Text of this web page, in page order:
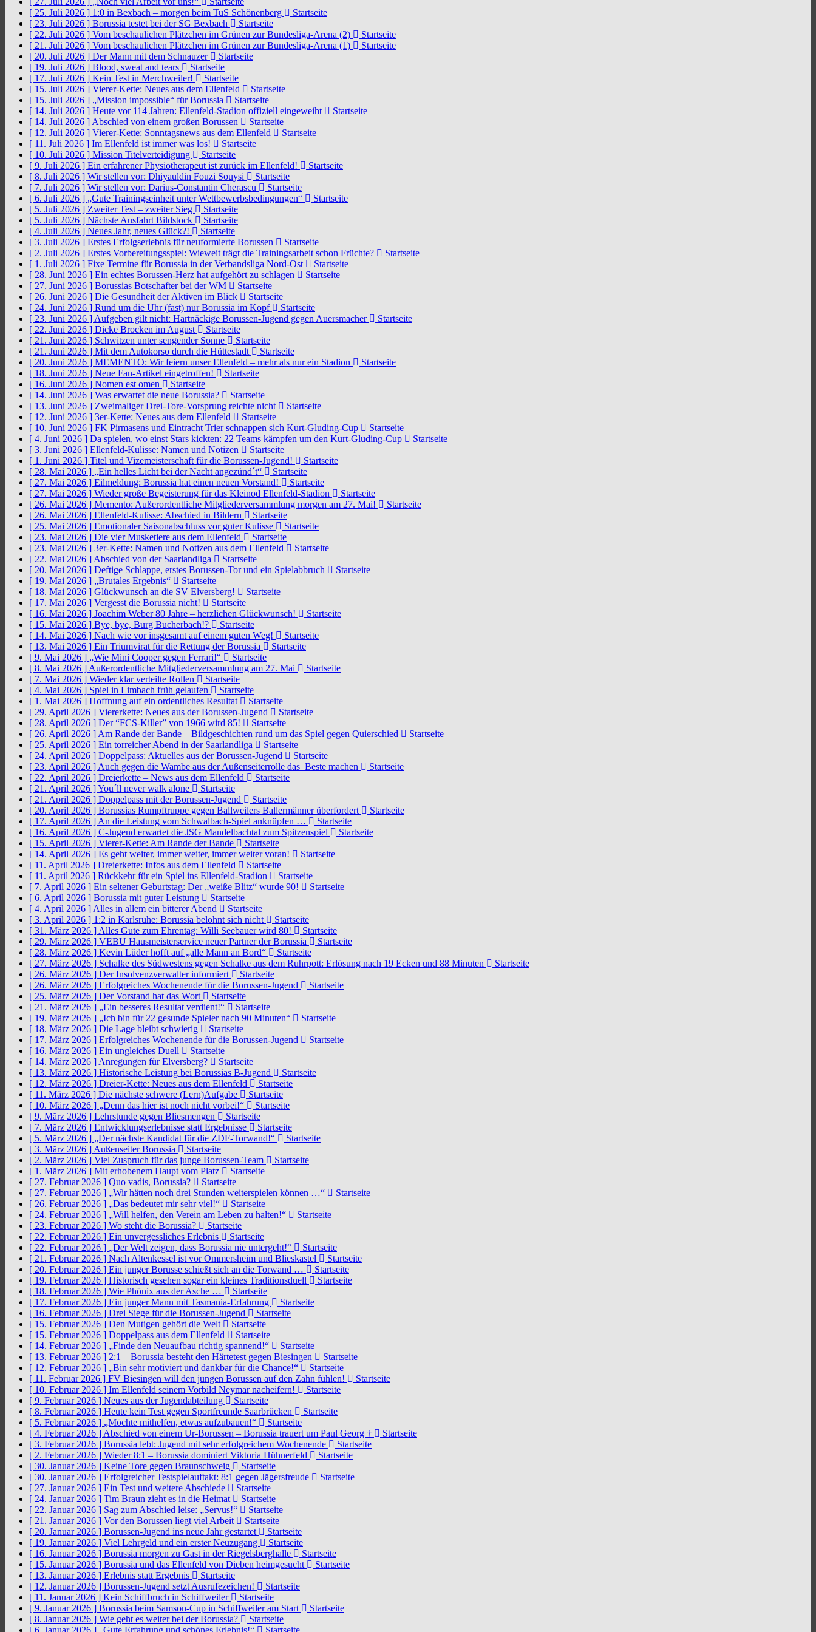
[ 25. Juli 2026 ] 1:0 in Bexbach – morgen beim TuS Schönenberg
Startseite
[ 23. Juli 2026 ] Borussia testet bei der SG Bexbach
Startseite
[ 22. Juli 2026 ] Vom beschaulichen Plätzchen im Grünen zur Bundesliga-Arena (2)
Startseite
[ 21. Juli 2026 ] Vom beschaulichen Plätzchen im Grünen zur Bundesliga-Arena (1)
Startseite
[ 20. Juli 2026 ] Der Mann mit dem Schnauzer
Startseite
[ 19. Juli 2026 ] Blood, sweat and tears
Startseite
[ 17. Juli 2026 ] Kein Test in Merchweiler!
Startseite
[ 15. Juli 2026 ] Vierer-Kette: Neues aus dem Ellenfeld
Startseite
[ 15. Juli 2026 ] „Mission impossible“ für Borussia
Startseite
[ 14. Juli 2026 ] Heute vor 114 Jahren: Ellenfeld-Stadion offiziell eingeweiht
Startseite
[ 14. Juli 2026 ] Abschied von einem großen Borussen
Startseite
[ 12. Juli 2026 ] Vierer-Kette: Sonntagsnews aus dem Ellenfeld
Startseite
[ 11. Juli 2026 ] Im Ellenfeld ist immer was los!
Startseite
[ 10. Juli 2026 ] Mission Titelverteidigung
Startseite
[ 9. Juli 2026 ] Ein erfahrener Physiotherapeut ist zurück im Ellenfeld!
Startseite
[ 8. Juli 2026 ] Wir stellen vor: Dhiyauldin Fouzi Souysi
Startseite
[ 7. Juli 2026 ] Wir stellen vor: Darius-Constantin Cherascu
Startseite
[ 6. Juli 2026 ] „Gute Trainingseinheit unter Wettbewerbsbedingungen“
Startseite
[ 5. Juli 2026 ] Zweiter Test – zweiter Sieg
Startseite
[ 5. Juli 2026 ] Nächste Ausfahrt Bildstock
Startseite
[ 4. Juli 2026 ] Neues Jahr, neues Glück?!
Startseite
[ 3. Juli 2026 ] Erstes Erfolgserlebnis für neuformierte Borussen
Startseite
[ 2. Juli 2026 ] Erstes Vorbereitungsspiel: Wieweit trägt die Trainingsarbeit schon Früchte?
Startseite
[ 1. Juli 2026 ] Fixe Termine für Borussia in der Verbandsliga Nord-Ost
Startseite
[ 28. Juni 2026 ] Ein echtes Borussen-Herz hat aufgehört zu schlagen
Startseite
[ 27. Juni 2026 ] Borussias Botschafter bei der WM
Startseite
[ 26. Juni 2026 ] Die Gesundheit der Aktiven im Blick
Startseite
[ 24. Juni 2026 ] Rund um die Uhr (fast) nur Borussia im Kopf
Startseite
[ 23. Juni 2026 ] Aufgeben gilt nicht: Hartnäckige Borussen-Jugend gegen Auersmacher
Startseite
[ 22. Juni 2026 ] Dicke Brocken im August
Startseite
[ 21. Juni 2026 ] Schwitzen unter sengender Sonne
Startseite
[ 21. Juni 2026 ] Mit dem Autokorso durch die Hüttestadt
Startseite
[ 20. Juni 2026 ] MEMENTO: Wir feiern unser Ellenfeld – mehr als nur ein Stadion
Startseite
[ 18. Juni 2026 ] Neue Fan-Artikel eingetroffen!
Startseite
[ 16. Juni 2026 ] Nomen est omen
Startseite
[ 14. Juni 2026 ] Was erwartet die neue Borussia?
Startseite
[ 13. Juni 2026 ] Zweimaliger Drei-Tore-Vorsprung reichte nicht
Startseite
[ 12. Juni 2026 ] 3er-Kette: Neues aus dem Ellenfeld
Startseite
[ 10. Juni 2026 ] FK Pirmasens und Eintracht Trier schnappen sich Kurt-Gluding-Cup
Startseite
[ 4. Juni 2026 ] Da spielen, wo einst Stars kickten: 22 Teams kämpfen um den Kurt-Gluding-Cup
Startseite
[ 3. Juni 2026 ] Ellenfeld-Kulisse: Namen und Notizen
Startseite
[ 1. Juni 2026 ] Titel und Vizemeisterschaft für die Borussen-Jugend!
Startseite
[ 28. Mai 2026 ] „Ein helles Licht bei der Nacht angezünd´t“
Startseite
[ 27. Mai 2026 ] Eilmeldung: Borussia hat einen neuen Vorstand!
Startseite
[ 27. Mai 2026 ] Wieder große Begeisterung für das Kleinod Ellenfeld-Stadion
Startseite
[ 26. Mai 2026 ] Memento: Außerordentliche Mitgliederversammlung morgen am 27. Mai!
Startseite
[ 26. Mai 2026 ] Ellenfeld-Kulisse: Abschied in Bildern
Startseite
[ 25. Mai 2026 ] Emotionaler Saisonabschluss vor guter Kulisse
Startseite
[ 23. Mai 2026 ] Die vier Musketiere aus dem Ellenfeld
Startseite
[ 23. Mai 2026 ] 3er-Kette: Namen und Notizen aus dem Ellenfeld
Startseite
[ 22. Mai 2026 ] Abschied von der Saarlandliga
Startseite
[ 20. Mai 2026 ] Deftige Schlappe, erstes Borussen-Tor und ein Spielabbruch
Startseite
[ 19. Mai 2026 ] „Brutales Ergebnis“
Startseite
[ 18. Mai 2026 ] Glückwunsch an die SV Elversberg!
Startseite
[ 17. Mai 2026 ] Vergesst die Borussia nicht!
Startseite
[ 16. Mai 2026 ] Joachim Weber 80 Jahre – herzlichen Glückwunsch!
Startseite
[ 15. Mai 2026 ] Bye, bye, Burg Bucherbach!?
Startseite
[ 14. Mai 2026 ] Nach wie vor insgesamt auf einem guten Weg!
Startseite
[ 13. Mai 2026 ] Ein Triumvirat für die Rettung der Borussia
Startseite
[ 9. Mai 2026 ] „Wie Mini Cooper gegen Ferrari!“
Startseite
[ 8. Mai 2026 ] Außerordentliche Mitgliederversammlung am 27. Mai
Startseite
[ 7. Mai 2026 ] Wieder klar verteilte Rollen
Startseite
[ 4. Mai 2026 ] Spiel in Limbach früh gelaufen
Startseite
[ 1. Mai 2026 ] Hoffnung auf ein ordentliches Resultat
Startseite
[ 29. April 2026 ] Viererkette: Neues aus der Borussen-Jugend
Startseite
[ 28. April 2026 ] Der “FCS-Killer” von 1966 wird 85!
Startseite
[ 26. April 2026 ] Am Rande der Bande – Bildgeschichten rund um das Spiel gegen Quierschied
Startseite
[ 25. April 2026 ] Ein torreicher Abend in der Saarlandliga
Startseite
[ 24. April 2026 ] Doppelpass: Aktuelles aus der Borussen-Jugend
Startseite
[ 23. April 2026 ] Auch gegen die Wambe aus der Außenseiterrolle das Beste machen
Startseite
[ 22. April 2026 ] Dreierkette – News aus dem Ellenfeld
Startseite
[ 21. April 2026 ]You´ll never walk alone
Startseite
[ 21. April 2026 ] Doppelpass mit der Borussen-Jugend
Startseite
[ 20. April 2026 ] Borussias Rumpftruppe gegen Ballweilers Ballermänner überfordert
Startseite
[ 17. April 2026 ] An die Leistung vom Schwalbach-Spiel anknüpfen …
Startseite
[ 16. April 2026 ] C-Jugend erwartet die JSG Mandelbachtal zum Spitzenspiel
Startseite
[ 15. April 2026 ] Vierer-Kette: Am Rande der Bande
Startseite
[ 14. April 2026 ] Es geht weiter, immer weiter, immer weiter voran!
Startseite
[ 11. April 2026 ] Dreierkette: Infos aus dem Ellenfeld
Startseite
[ 11. April 2026 ] Rückkehr für ein Spiel ins Ellenfeld-Stadion
Startseite
[ 7. April 2026 ] Ein seltener Geburtstag: Der „weiße Blitz“ wurde 90!
Startseite
[ 6. April 2026 ] Borussia mit guter Leistung
Startseite
[ 4. April 2026 ] Alles in allem ein bitterer Abend
Startseite
[ 3. April 2026 ] 1:2 in Karlsruhe: Borussia belohnt sich nicht
Startseite
[ 31. März 2026 ] Alles Gute zum Ehrentag: Willi Seebauer wird 80!
Startseite
[ 29. März 2026 ] VEBU Hausmeisterservice neuer Partner der Borussia
Startseite
[ 28. März 2026 ] Kevin Lüder hofft auf „alle Mann an Bord“
Startseite
[ 27. März 2026 ] Schalke des Südwestens gegen Schalke aus dem Ruhrpott: Erlösung nach 19 Ecken und 88 Minuten
Startseite
[ 26. März 2026 ] Der Insolvenzverwalter informiert
Startseite
[ 26. März 2026 ] Erfolgreiches Wochenende für die Borussen-Jugend
Startseite
[ 25. März 2026 ] Der Vorstand hat das Wort
Startseite
[ 21. März 2026 ] „Ein besseres Resultat verdient!“
Startseite
[ 19. März 2026 ] „Ich bin für 22 gesunde Spieler nach 90 Minuten“
Startseite
[ 18. März 2026 ] Die Lage bleibt schwierig
Startseite
[ 17. März 2026 ] Erfolgreiches Wochenende für die Borussen-Jugend
Startseite
[ 16. März 2026 ] Ein ungleiches Duell
Startseite
[ 14. März 2026 ] Anregungen für Elversberg?
Startseite
[ 13. März 2026 ] Historische Leistung bei Borussias B-Jugend
Startseite
[ 12. März 2026 ] Dreier-Kette: Neues aus dem Ellenfeld
Startseite
[ 11. März 2026 ] Die nächste schwere (Lern)Aufgabe
Startseite
[ 10. März 2026 ] „Denn das hier ist noch nicht vorbei!“
Startseite
[ 9. März 2026 ] Lehrstunde gegen Bliesmengen
Startseite
[ 7. März 2026 ] Entwicklungserlebnisse statt Ergebnisse
Startseite
[ 5. März 2026 ] „Der nächste Kandidat für die ZDF-Torwand!“
Startseite
[ 3. März 2026 ] Außenseiter Borussia
Startseite
[ 2. März 2026 ] Viel Zuspruch für das junge Borussen-Team
Startseite
[ 1. März 2026 ] Mit erhobenem Haupt vom Platz
Startseite
[ 27. Februar 2026 ] Quo vadis, Borussia?
Startseite
[ 27. Februar 2026 ] „Wir hätten noch drei Stunden weiterspielen können …“
Startseite
[ 26. Februar 2026 ] „Das bedeutet mir sehr viel!“
Startseite
[ 24. Februar 2026 ] „Will helfen, den Verein am Leben zu halten!“
Startseite
[ 23. Februar 2026 ] Wo steht die Borussia?
Startseite
[ 22. Februar 2026 ] Ein unvergessliches Erlebnis
Startseite
[ 22. Februar 2026 ] „Der Welt zeigen, dass Borussia nie untergeht!“
Startseite
[ 21. Februar 2026 ] Nach Altenkessel ist vor Ommersheim und Blieskastel
Startseite
[ 20. Februar 2026 ] Ein junger Borusse schießt sich an die Torwand …
Startseite
[ 19. Februar 2026 ] Historisch gesehen sogar ein kleines Traditionsduell
Startseite
[ 18. Februar 2026 ] Wie Phönix aus der Asche …
Startseite
[ 17. Februar 2026 ] Ein junger Mann mit Tasmania-Erfahrung
Startseite
[ 16. Februar 2026 ] Drei Siege für die Borussen-Jugend
Startseite
[ 15. Februar 2026 ] Den Mutigen gehört die Welt
Startseite
[ 15. Februar 2026 ] Doppelpass aus dem Ellenfeld
Startseite
[ 14. Februar 2026 ] „Finde den Neuaufbau richtig spannend!“
Startseite
[ 13. Februar 2026 ] 2:1 – Borussia besteht den Härtetest gegen Biesingen
Startseite
[ 12. Februar 2026 ] „Bin sehr motiviert und dankbar für die Chance!“
Startseite
[ 11. Februar 2026 ] FV Biesingen will den jungen Borussen auf den Zahn fühlen!
Startseite
[ 10. Februar 2026 ] Im Ellenfeld seinem Vorbild Neymar nacheifern!
Startseite
[ 9. Februar 2026 ] Neues aus der Jugendabteilung
Startseite
[ 8. Februar 2026 ] Heute kein Test gegen Sportfreunde Saarbrücken
Startseite
[ 5. Februar 2026 ] „Möchte mithelfen, etwas aufzubauen!“
Startseite
[ 4. Februar 2026 ] Abschied von einem Ur-Borussen – Borussia trauert um Paul Georg †
Startseite
[ 3. Februar 2026 ] Borussia lebt: Jugend mit sehr erfolgreichem Wochenende
Startseite
[ 2. Februar 2026 ] Wieder 8:1 – Borussia dominiert Viktoria Hühnerfeld
Startseite
[ 30. Januar 2026 ] Keine Tore gegen Braunschweig
Startseite
[ 30. Januar 2026 ] Erfolgreicher Testspielauftakt: 8:1 gegen Jägersfreude
Startseite
[ 27. Januar 2026 ] Ein Test und weitere Abschiede
Startseite
[ 24. Januar 2026 ] Tim Braun zieht es in die Heimat
Startseite
[ 22. Januar 2026 ] Sag zum Abschied leise: „Servus!“
Startseite
[ 21. Januar 2026 ] Vor den Borussen liegt viel Arbeit
Startseite
[ 20. Januar 2026 ] Borussen-Jugend ins neue Jahr gestartet
Startseite
[ 19. Januar 2026 ] Viel Lehrgeld und ein erster Neuzugang
Startseite
[ 16. Januar 2026 ] Borussia morgen zu Gast in der Riegelsberghalle
Startseite
[ 15. Januar 2026 ] Borussia und das Ellenfeld von Dieben heimgesucht
Startseite
[ 13. Januar 2026 ] Erlebnis statt Ergebnis
Startseite
[ 12. Januar 2026 ] Borussen-Jugend setzt Ausrufezeichen!
Startseite
[ 11. Januar 2026 ] Kein Schiffbruch in Schiffweiler
Startseite
[ 9. Januar 2026 ] Borussia beim Samson-Cup in Schiffweiler am Start
Startseite
[ 8. Januar 2026 ] Wie geht es weiter bei der Borussia?
Startseite
[ 6. Januar 2026 ]
„Gute Erfahrung und schönes Erlebnis!“ Startseite